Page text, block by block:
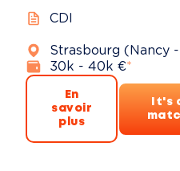
CDI
Strasbourg (Nancy
30k - 40k €*
En
savoir
plus
It's